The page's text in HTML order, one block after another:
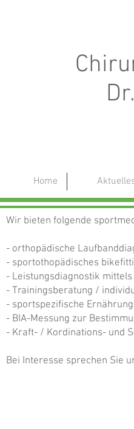
Home
Wir bieten folgende
- orthopädische
- sportothopädisches
- Leistungsdiagnostik
- Trainingsberatung /
- sportspezifische
- BIA-Messung zur
- Kraft- / Kordinations- und
Bei Interesse sprechen Sie